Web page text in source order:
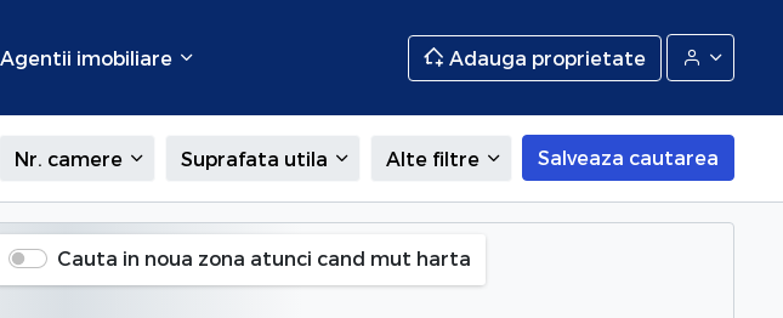
Agentii imobiliare Adauga proprietate
Nr. camere Suprafata utila Alte filtre Salveaza cautarea
Cauta in noua zona atunci cand mut harta